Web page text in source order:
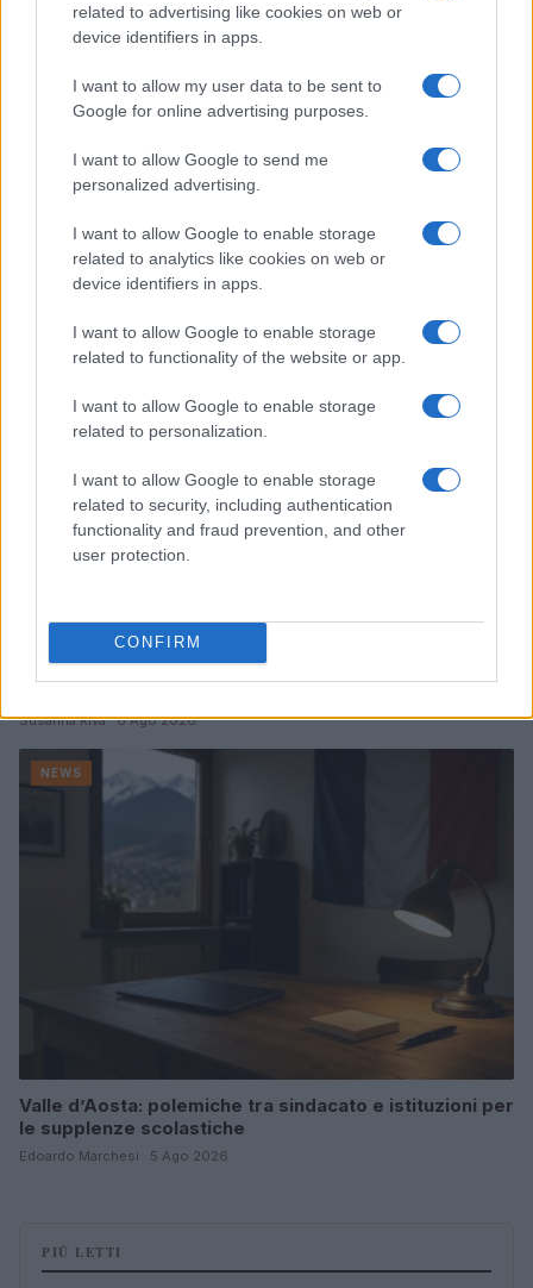
related to advertising like cookies on web or
device identifiers in apps.
I want to allow my user data to be sent to
Google for online advertising purposes.
I want to allow Google to send me
personalized advertising.
I want to allow Google to enable storage
related to analytics like cookies on web or
device identifiers in apps.
I want to allow Google to enable storage
related to functionality of the website or app.
I want to allow Google to enable storage
related to personalization.
I want to allow Google to enable storage
related to security, including authentication
functionality and fraud prevention, and other
user protection.
CONFIRM
Ariana Grande debutta al primo posto con Petal e
annuncia una pausa dalla vita pubblica
Letizia Fontana · 8 Ago 2026
NEWS
Noemi in ospedale: il racconto della riabilitazione e il
Susanna Riva · 6 Ago 2026
NEWS
Valle d’Aosta: polemiche tra sindacato e istituzioni per
le supplenze scolastiche
Edoardo Marchesi · 5 Ago 2026
PIÙ LETTI